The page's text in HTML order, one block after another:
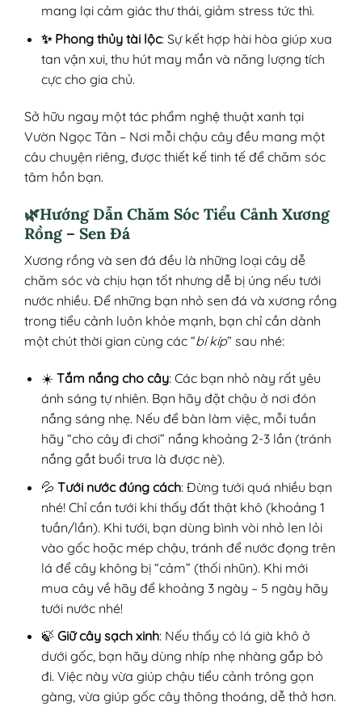
mang lại cảm giác thư thái, giảm stress tức thì.
✨ Phong thủy tài lộc: Sự kết hợp hài hòa giúp xua
tan vận xui, thu hút may mắn và năng lượng tích
cực cho gia chủ.
Sở hữu ngay một tác phẩm nghệ thuật xanh tại
Vườn Ngọc Tân – Nơi mỗi chậu cây đều mang một
câu chuyện riêng, được thiết kế tinh tế để chăm sóc
tâm hồn bạn.
🌿Hướng Dẫn Chăm Sóc Tiểu Cảnh Xương
Rồng – Sen Đá
Xương rồng và sen đá đều là những loại cây dễ
chăm sóc và chịu hạn tốt nhưng dễ bị úng nếu tưới
nước nhiều. Để những bạn nhỏ sen đá và xương rồng
trong tiểu cảnh luôn khỏe mạnh, bạn chỉ cần dành
một chút thời gian cùng các “bí kíp” sau nhé:
☀️ Tắm nắng cho cây: Các bạn nhỏ này rất yêu
ánh sáng tự nhiên. Bạn hãy đặt chậu ở nơi đón
nắng sáng nhẹ. Nếu để bàn làm việc, mỗi tuần
hãy “cho cây đi chơi” nắng khoảng 2-3 lần (tránh
nắng gắt buổi trưa là được nè).
💦 Tưới nước đúng cách: Đừng tưới quá nhiều bạn
nhé! Chỉ cần tưới khi thấy đất thật khô (khoảng 1
tuần/lần). Khi tưới, bạn dùng bình vòi nhỏ len lỏi
vào gốc hoặc mép chậu, tránh để nước đọng trên
lá để cây không bị “cảm” (thối nhũn). Khi mới
mua cây về hãy để khoảng 3 ngày – 5 ngày hãy
tưới nước nhé!
🍃 Giữ cây sạch xinh: Nếu thấy có lá già khô ở
dưới gốc, bạn hãy dùng nhíp nhẹ nhàng gắp bỏ
đi. Việc này vừa giúp chậu tiểu cảnh trông gọn
gàng, vừa giúp gốc cây thông thoáng, dễ thở hơn.